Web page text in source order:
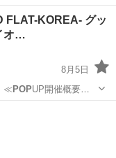
FLAT-KOREA- グッ
オ…
8月5日
-UP STORE… トです。 ≪POPUP開催概要≫